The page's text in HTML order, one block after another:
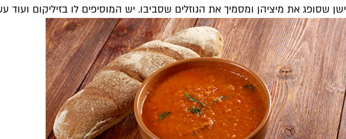
ישן שסופג את מיציהן ומסמיך את הנוזלים שסביבו. יש המוסיפים לו בזיליקום